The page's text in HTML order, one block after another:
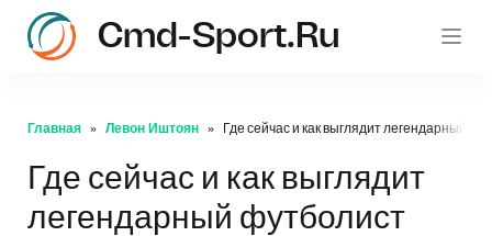
Cmd-Sport.ru
Главная Левон Иштоян Где сейчас и как выглядит легендарный
Где сейчас и как выглядит
легендарный футболист